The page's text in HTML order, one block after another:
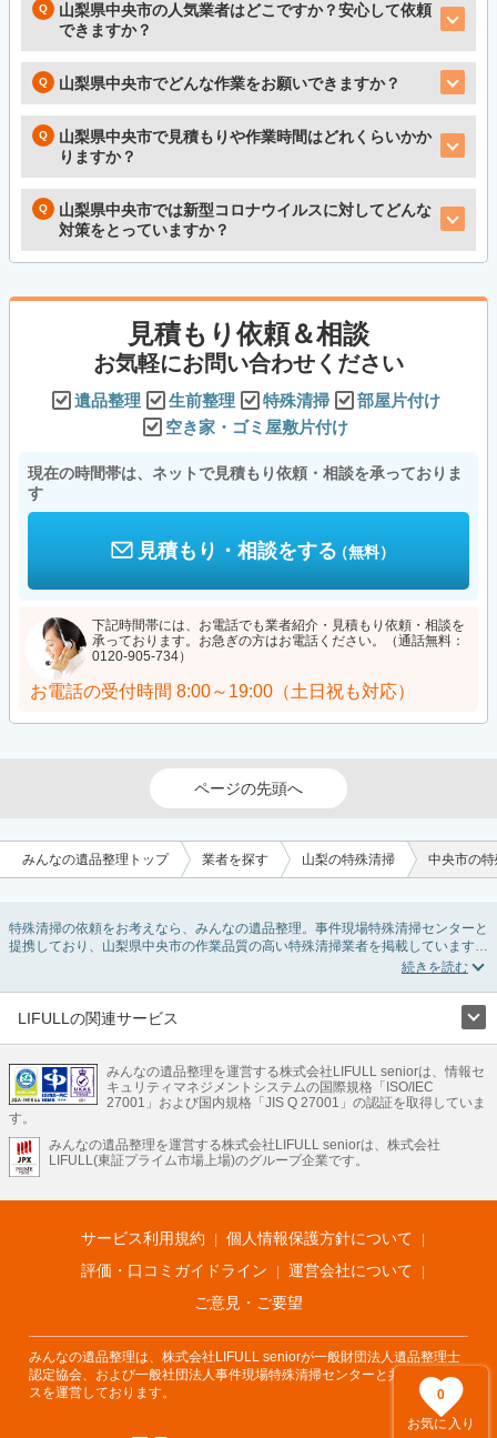
山梨県中央市の人気業者はどこですか？安心して依頼
できますか？
山梨県中央市でどんな作業をお願いできますか？
山梨県中央市で見積もりや作業時間はどれくらいかか
りますか？
山梨県中央市では新型コロナウイルスに対してどんな
対策をとっていますか？
0
お気に入り
見積もり依頼＆相談
お気軽にお問い合わせください
遺品整理 生前整理 特殊清掃
部屋片付け
空き家・ゴミ屋敷片付け
現在の時間帯は、ネットで見積もり依頼・相談を承っておりま
す
見積もり・相談をする（無料）
下記時間帯には、お電話でも業者紹介・見積もり依頼・相談を
承っております。お急ぎの方はお電話ください。（通話無料：
0120-905-734）
お電話の受付時間 8:00～19:00（土日祝も対応）
ページの先頭へ
みんなの遺品整理トップ 業者を探す 山梨の特殊清掃 中央市の
特殊清掃の依頼をお考えなら、みんなの遺品整理。事件現場特殊清掃センターと
提携しており、山梨県中央市の作業品質の高い特殊清掃業者を掲載しています。
孤独死・孤立死に伴う不用品の処分・回収・引き取りから、事件・事故・自殺現
ムによる原状回復・オゾン脱臭機による腐敗臭などの臭いの脱臭・消臭サービス
のご担当者様でも相談できます。
LIFULLの関連サービス
不動産・住宅
引越し 老人ホーム 地方創生 ママの就労支援
不動産クラウドファンディング 遺品整理 老後の暮らし情報
LIFULL HOME'Sのサービス
不動産・住宅
不動産査定 マンション専門売却査定 不動産投資 アドバイザー
不動産アーカイブ
空き家バンク 家賃相場 不動産会社
まちむすび
不動産用語集 住まいのお役立ち情報
LIFULL HOME'S PRESS
アプリ 不動産データ 不動産転職
みんなの遺品整理を運営する株式会社LIFULL seniorは、情報セ
キュリティマネジメントシステムの国際規格「ISO/IEC
27001」および国内規格「JIS Q 27001」の認証を取得していま
す。
みんなの遺品整理を運営する株式会社LIFULL seniorは、株式会社
LIFULL(東証プライム市場上場)のグループ企業です。
サービス利用規約
個人情報保護方針について
評価・口コミガイドライン
運営会社について
ご意見・ご要望
みんなの遺品整理は、株式会社LIFULL seniorが一般財団法人遺品整理士
認定協会、および一般社団法人事件現場特殊清掃センターと共同でサービ
スを運営しております。